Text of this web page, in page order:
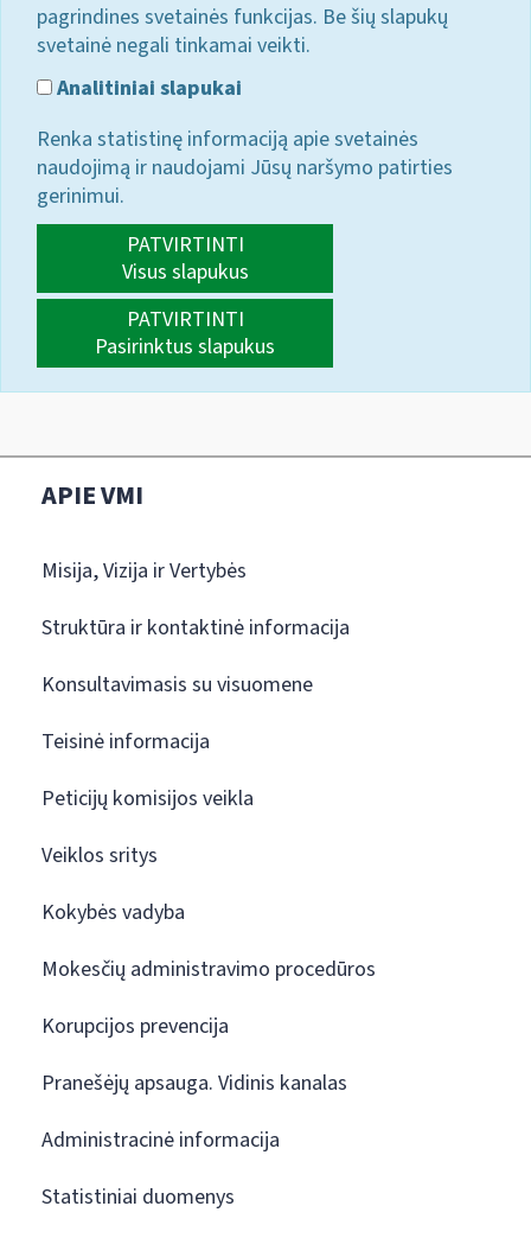
pagrindines svetainės funkcijas. Be šių slapukų
svetainė negali tinkamai veikti.
Analitiniai slapukai
Renka statistinę informaciją apie svetainės
naudojimą ir naudojami Jūsų naršymo patirties
gerinimui.
PATVIRTINTI
Visus slapukus
PATVIRTINTI
Pasirinktus slapukus
APIE VMI
Misija, Vizija ir Vertybės
Struktūra ir kontaktinė informacija
Konsultavimasis su visuomene
Teisinė informacija
Peticijų komisijos veikla
Veiklos sritys
Kokybės vadyba
Mokesčių administravimo procedūros
Korupcijos prevencija
Pranešėjų apsauga. Vidinis kanalas
Administracinė informacija
Statistiniai duomenys